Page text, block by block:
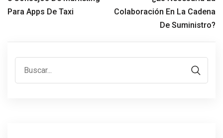
Para Apps De Taxi
Colaboración En La Cadena
De Suministro?